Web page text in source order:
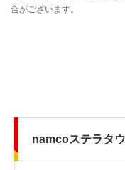
namcoステラタ